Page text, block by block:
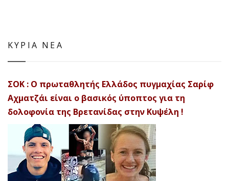
ΚΥΡΙΑ ΝΕΑ
ΣΟΚ : Ο πρωταθλητής Ελλάδος πυγμαχίας Σαρίφ
Αχματζάι είναι ο βασικός ύποπτος για τη
δολοφονία της Βρετανίδας στην Κυψέλη !